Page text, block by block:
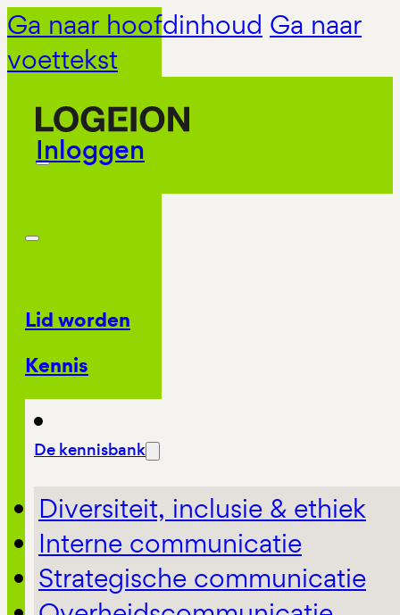
Ga naar hoofdinhoud Ga naar
voettekst
Inloggen
Lid worden
Kennis
De kennisbank
Diversiteit, inclusie & ethiek
Interne communicatie
Strategische communicatie